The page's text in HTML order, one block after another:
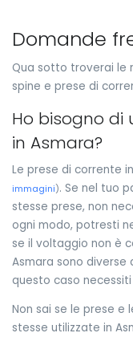
Domande
Qua sotto troverai le
spine e prese di
Ho bisogno
in Asmara?
Le prese di corrente
immagini). Se nel tuo
stesse prese, non
ogni modo, potresti
se il voltaggio non è
Asmara sono diverse
questo caso necessiti
Non sai se le prese e
stesse utilizzate in